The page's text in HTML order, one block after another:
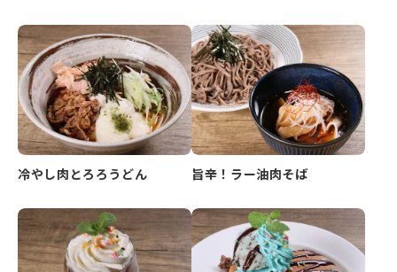
冷やし肉とろろうどん 旨辛！ラー油肉そば